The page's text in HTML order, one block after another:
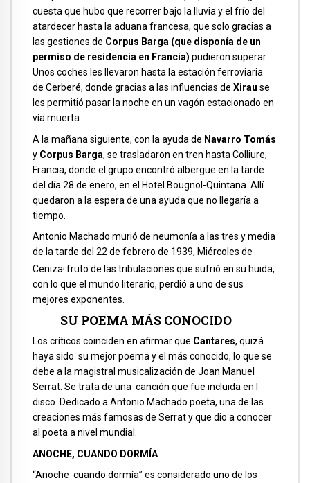
cuesta que hubo que recorrer bajo la lluvia y el frío del
atardecer hasta la aduana francesa, que solo gracias a
las gestiones de Corpus Barga (que disponía de un
permiso de residencia en Francia) pudieron superar.
Unos coches les llevaron hasta la estación ferroviaria
de Cerberé, donde gracias a las influencias de Xirau se
les permitió pasar la noche en un vagón estacionado en
vía muerta.
A la mañana siguiente, con la ayuda de Navarro Tomás
y Corpus Barga, se trasladaron en tren hasta Colliure,
Francia, donde el grupo encontró albergue en la tarde
del día 28 de enero, en el Hotel Bougnol-Quintana. Allí
quedaron a la espera de una ayuda que no llegaría a
tiempo.
Antonio Machado murió de neumonía a las tres y media
de la tarde del 22 de febrero de 1939, Miércoles de
Ceniza, fruto de las tribulaciones que sufrió en su huida,
con lo que el mundo literario, perdió a uno de sus
mejores exponentes. ​
SU POEMA MÁS CONOCIDO
Los críticos coinciden en afirmar que Cantares, quizá
haya sido su mejor poema y el más conocido, lo que se
debe a la magistral musicalización de Joan Manuel
Serrat. Se trata de una canción que fue incluida en l
disco Dedicado a Antonio Machado poeta, una de las
creaciones más famosas de Serrat y que dio a conocer
al poeta a nivel mundial.
ANOCHE, CUANDO DORMÍA
“Anoche cuando dormía” es considerado uno de los